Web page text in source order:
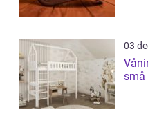
03
små